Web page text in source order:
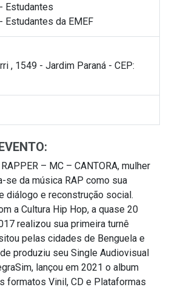
- Estudantes
- Estudantes da EMEF
, 1549 - Jardim Paraná - CEP:
– MC – CANTORA, mulher
se da música RAP como sua
diálogo e reconstrução social.
a Cultura Hip Hop, a quase 20
realizou sua primeira turnê
pelas cidades de Benguela e
produziu seu Single Audiovisual
lançou em 2021 o album
formatos Vinil, CD e Plataformas